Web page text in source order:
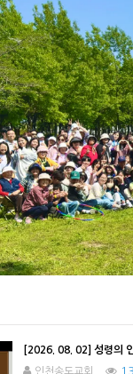
[2026. 08. 02] 성령의
인천송도교회
13